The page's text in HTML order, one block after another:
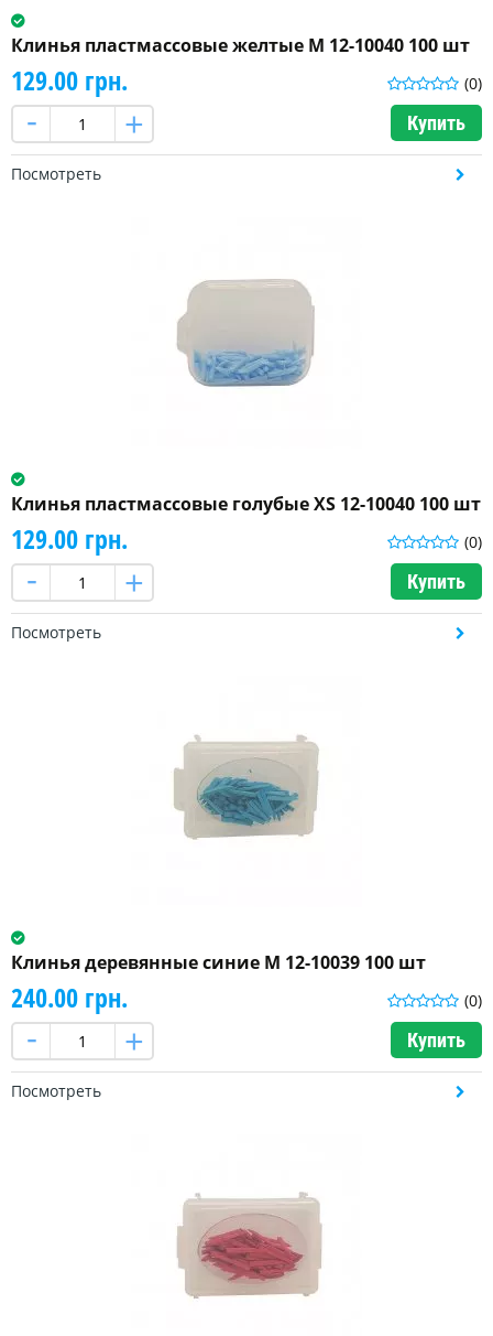
Клинья пластмассовые желтые M 12-10040 100 шт
(0)
129.00 грн.
Купить
Посмотреть
Клинья пластмассовые голубые XS 12-10040 100 шт
(0)
129.00 грн.
Купить
Посмотреть
Клинья деревянные синие M 12-10039 100 шт
(0)
240.00 грн.
Купить
Посмотреть